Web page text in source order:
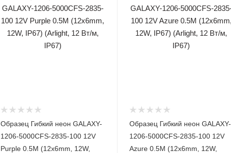
Образец Гибкий неон GALAXY-
1206-5000CFS-2835-100 12V
Purple 0.5M (12x6mm, 12W,
Образец Гибкий неон GALAXY-
1206-5000CFS-2835-100 12V
Azure 0.5M (12x6mm, 12W,